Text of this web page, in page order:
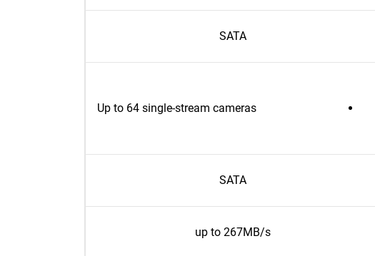
SATA
Up to 64 single-stream cameras
SATA
up to 267MB/s